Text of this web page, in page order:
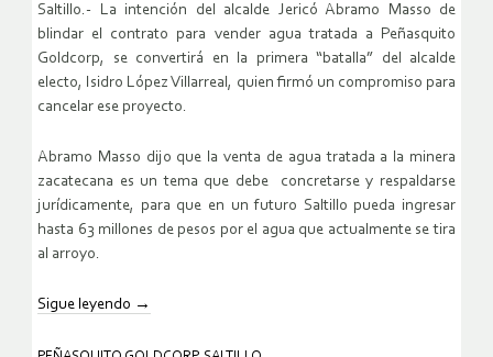
Saltillo.- La intención del alcalde Jericó Abramo Masso de
blindar el contrato para vender agua tratada a Peñasquito
Goldcorp, se convertirá en la primera “batalla” del alcalde
electo, Isidro López Villarreal, quien firmó un compromiso para
cancelar ese proyecto.
Abramo Masso dijo que la venta de agua tratada a la minera
zacatecana es un tema que debe concretarse y respaldarse
jurídicamente, para que en un futuro Saltillo pueda ingresar
hasta 63 millones de pesos por el agua que actualmente se tira
al arroyo.
Sigue leyendo →